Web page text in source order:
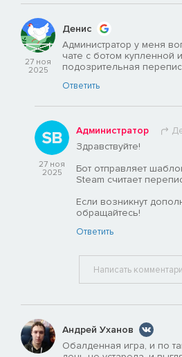
27 ноя
2025
Денис
Администратор у меня
чате с ботом купленной
подозрительная
Ответить
27 ноя
2025
Администратор
Здравствуйте!
Бот отправляет
Steam считает
Если возникнут
обращайтесь!
Ответить
Андрей Уханов
Обалденная игра, и по